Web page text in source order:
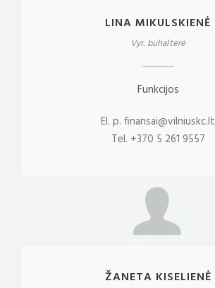
LINA MIKULSKIENĖ
Vyr. buhalterė
Funkcijos
El. p. finansai@vilniuskc.lt
Tel. +370 5 261 9557
ŽANETA KISELIENĖ